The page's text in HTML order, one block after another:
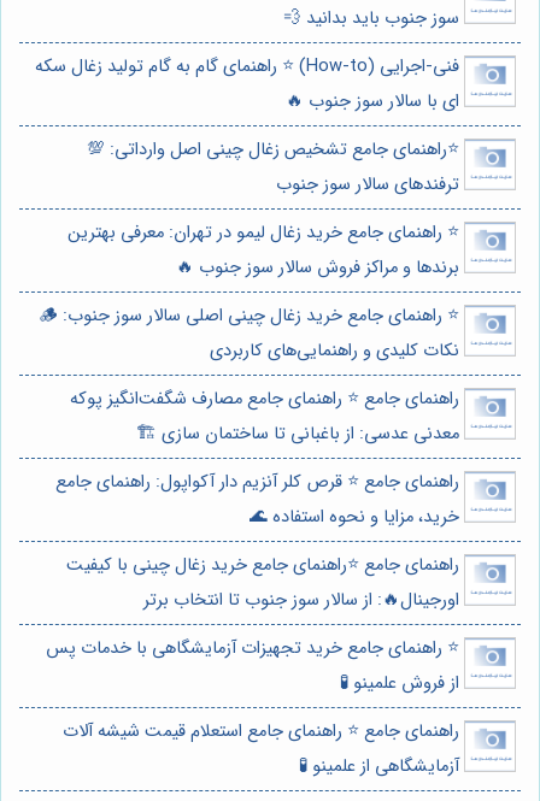
سوز جنوب باید بدانید 💨
فنی-اجرایی (How-to) ⭐️ راهنمای گام به گام تولید زغال سکه
ای با سالار سوز جنوب 🔥
⭐️راهنمای جامع تشخیص زغال چینی اصل وارداتی: 💯
ترفندهای سالار سوز جنوب
⭐️ راهنمای جامع خرید زغال لیمو در تهران: معرفی بهترین
برندها و مراکز فروش سالار سوز جنوب 🔥
⭐️ راهنمای جامع خرید زغال چینی اصلی سالار سوز جنوب: 🪵
نکات کلیدی و راهنمایی‌های کاربردی
راهنمای جامع ⭐️ راهنمای جامع مصارف شگفت‌انگیز پوکه
معدنی عدسی: از باغبانی تا ساختمان سازی 🏗️
راهنمای جامع ⭐️ قرص کلر آنزیم دار آکواپول: راهنمای جامع
خرید، مزایا و نحوه استفاده 🌊
راهنمای جامع ⭐️راهنمای جامع خرید زغال چینی با کیفیت
اورجینال🔥: از سالار سوز جنوب تا انتخاب برتر
⭐️ راهنمای جامع خرید تجهیزات آزمایشگاهی با خدمات پس
از فروش علمینو 🧪
راهنمای جامع ⭐️ راهنمای جامع استعلام قیمت شیشه آلات
آزمایشگاهی از علمینو 🧪